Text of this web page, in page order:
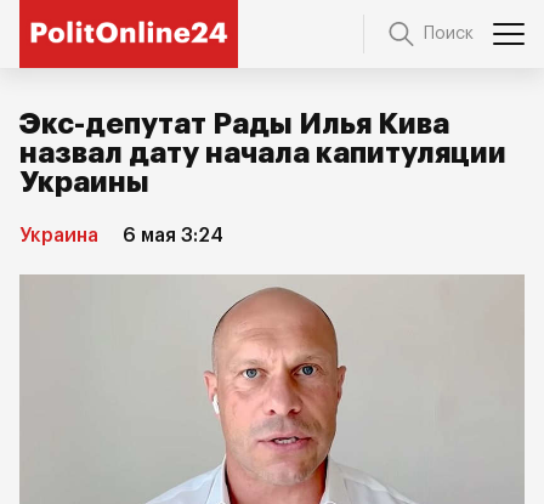
Поиск
Экс-депутат Рады Илья Кива
назвал дату начала капитуляции
Украины
Украина 6 мая 3:24